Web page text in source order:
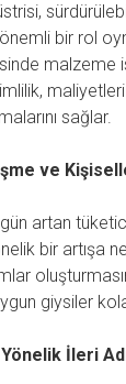
bir rol
malzeme
sağlar.
ve
artan
bir artışa
giysiler
İleri